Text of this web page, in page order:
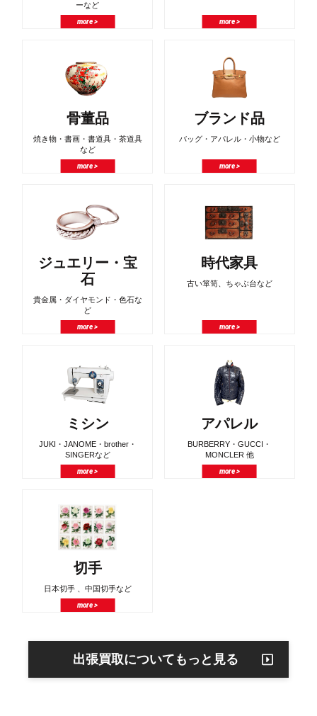
ーなど
more > more >
骨董品
焼き物・書画・書道具・茶道具
など
more >
ブランド品
バッグ・アパレル・小物など
more >
ジュエリー・宝
石
貴金属・ダイヤモンド・色石な
ど
more >
時代家具
古い箪笥、ちゃぶ台など
more >
ミシン
JUKI・JANOME・brother・
SINGERなど
more >
アパレル
BURBERRY・GUCCI・
MONCLER 他
more >
切手
日本切手 、中国切手など
more >
出張買取についてもっと見る